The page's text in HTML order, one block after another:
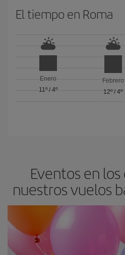
El tiempo en Roma
Enero
11º/ 4º
Febrero
12º/ 4º
Eventos en
nuestros vuelos